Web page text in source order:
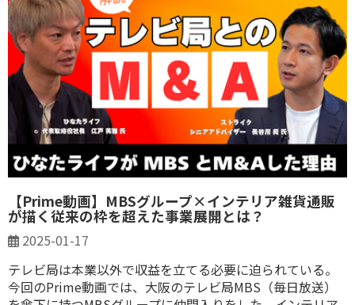
【Prime動画】MBSグループ×インテリア雑貨通販
が描く従来の枠を超えた事業展開とは？
2025-01-17
テレビ局は本業以外で収益を立てる必要に迫られている。
今回のPrime動画では、大阪のテレビ局MBS（毎日放送）